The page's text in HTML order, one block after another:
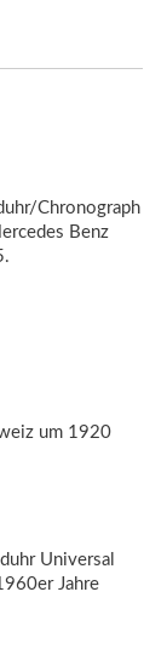
Chronograph
Benz
um 1920
Universal
Jahre